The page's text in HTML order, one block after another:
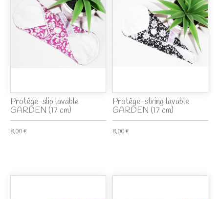
Protège-slip lavable
GARDEN (17 cm)
8,00 €
Protège-string lavable
GARDEN (17 cm)
8,00 €